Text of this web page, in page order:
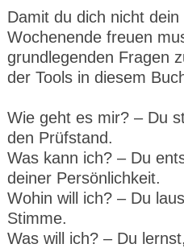
Damit du dich nicht
Wochenende freuen
grundlegenden Fragen
der Tools in diesem
Wie geht es mir? – Du
den Prüfstand.
Was kann ich? – Du
deiner Persönlichkeit.
Wohin will ich? – Du
Stimme.
Was will ich? – Du